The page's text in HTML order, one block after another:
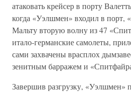
атаковать крейсер в порту
когда «Уэлшмен» входил в порт,
Мальту вторую волну из 47
итало-германские самолеты,
сами захвачены врасплох
зенитным барражем и
Завершив разгрузку, «Уэлшмен»